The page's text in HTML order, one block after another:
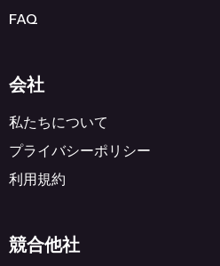
FAQ
会社
私たちについて
プライバシーポリシー
利用規約
競合他社